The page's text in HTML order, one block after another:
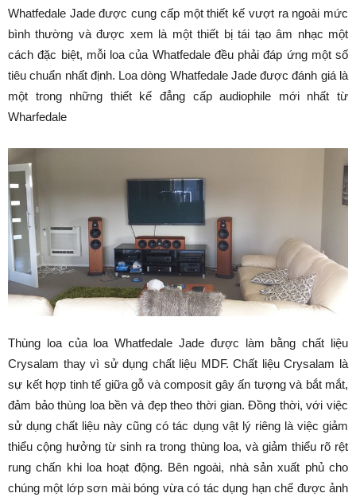
Whatfedale Jade được cung cấp một thiết kế vượt ra ngoài mức
bình thường và được xem là một thiết bị tái tạo âm nhạc một
cách đặc biệt, mỗi loa của Whatfedale đều phải đáp ứng một số
tiêu chuẩn nhất định. Loa dòng Whatfedale Jade được đánh giá là
một trong những thiết kế đẳng cấp audiophile mới nhất từ
Wharfedale
Thùng loa của loa Whatfedale Jade được làm bằng chất liệu
Crysalam thay vì sử dụng chất liệu MDF. Chất liệu Crysalam là
sự kết hợp tinh tế giữa gỗ và composit gây ấn tượng và bắt mắt,
đảm bảo thùng loa bền và đẹp theo thời gian. Đồng thời, với việc
sử dụng chất liệu này cũng có tác dụng vật lý riêng là việc giảm
thiểu cộng hưởng từ sinh ra trong thùng loa, và giảm thiểu rõ rệt
rung chấn khi loa hoạt động. Bên ngoài, nhà sản xuất phủ cho
chúng một lớp sơn mài bóng vừa có tác dụng hạn chế được ảnh